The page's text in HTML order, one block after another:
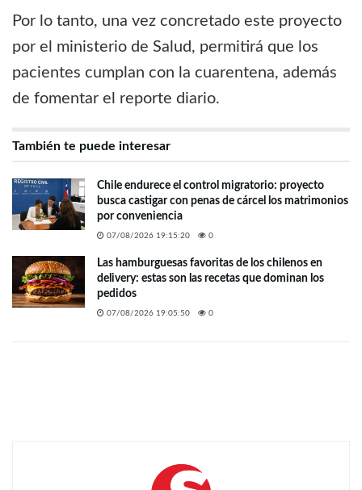
Por lo tanto, una vez concretado este proyecto
por el ministerio de Salud, permitirá que los
pacientes cumplan con la cuarentena, además
de fomentar el reporte diario.
También te puede interesar
Chile endurece el control migratorio: proyecto
busca castigar con penas de cárcel los matrimonios
por conveniencia
07/08/2026 19:15:20 0
Las hamburguesas favoritas de los chilenos en
delivery: estas son las recetas que dominan los
pedidos
07/08/2026 19:05:50 0